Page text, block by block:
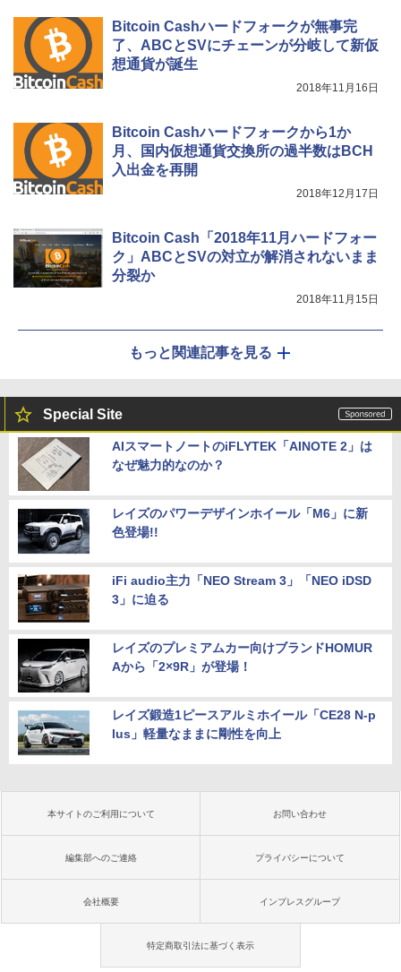
Bitcoin Cashハードフォークが無事完
了、ABCとSVにチェーンが分岐して新仮
想通貨が誕生
2018年11月16日
Bitcoin Cashハードフォークから1か
月、国内仮想通貨交換所の過半数はBCH
入出金を再開
2018年12月17日
Bitcoin Cash「2018年11月ハードフォー
ク」ABCとSVの対立が解消されないまま
分裂か
2018年11月15日
もっと関連記事を見る
Special Site
AIスマートノートのiFLYTEK「AINOTE 2」は
なぜ魅力的なのか？
レイズのパワーデザインホイール「M6」に新
色登場!!
iFi audio主力「NEO Stream 3」「NEO iDSD
3」に迫る
レイズのプレミアムカー向けブランドHOMUR
Aから「2×9R」が登場！
レイズ鍛造1ピースアルミホイール「CE28 N-p
lus」軽量なままに剛性を向上
本サイトのご利用について お問い合わせ
編集部へのご連絡 プライバシーについて
会社概要 インプレスグループ
特定商取引法に基づく表示